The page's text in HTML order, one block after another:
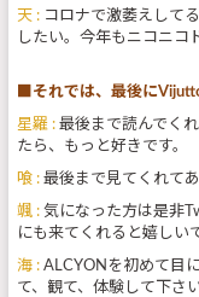
天 : コロナで激萎えして
したい。今年もニコニコ
■それでは、最後に
星羅 : 最後まで読んでく
たら、もっと好きです。
喰 : 最後まで見てくれて
颯 : 気になった方は是非
にも来てくれると嬉しい
海 : ALCYONを初めて目
て、観て、体験して下さい